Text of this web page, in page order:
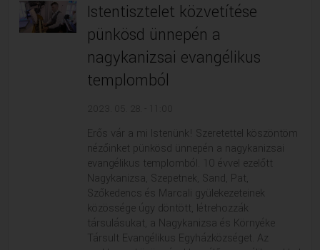
Istentisztelet közvetítése
pünkösd ünnepén a
nagykanizsai evangélikus
templomból
Erős vár a mi Istenünk! Szeretettel köszöntöm
nézőinket pünkösd ünnepén a nagykanizsai
evangélikus templomból. 10 évvel ezelőtt
Nagykanizsa, Szepetnek, Sand, Pat,
Szőkedencs és Marcali gyülekezeteinek
közössége úgy döntött, létrehozzák
társulásukat, a Nagykanizsa és Környéke
Társult Evangélikus Egyházközséget. Az